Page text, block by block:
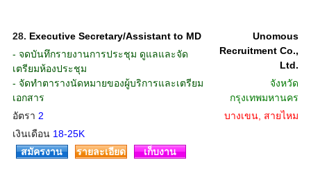
28. Executive Secretary/Assistant to MD
- จดบันทึกรายงานการประชุม ดูแลและจัด
เตรียมห้องประชุม
- จัดทำตารางนัดหมายของผู้บริการและเตรียม
เอกสาร
อัตรา 2
เงินเดือน 18-25K
Unomous
Recruitment Co.,
Ltd.
จังหวัด
กรุงเทพมหานคร
บางเขน, สายไหม
สมัครงาน รายละเอียด เก็บงาน